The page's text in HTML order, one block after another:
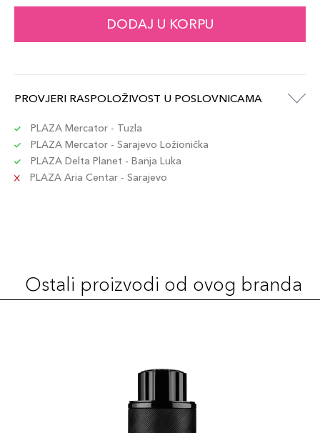
DODAJ U KORPU
PROVJERI RASPOLOŽIVOST U POSLOVNICAMA
PLAZA Mercator - Tuzla
PLAZA Mercator - Sarajevo Ložionička
PLAZA Delta Planet - Banja Luka
PLAZA Aria Centar - Sarajevo
Ostali proizvodi od ovog branda